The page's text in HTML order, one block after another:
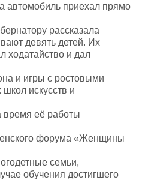
автомобиль приехал прямо
рассказала
девять детей. Их
ходатайство и дал
и игры с ростовыми
искусств и
время её работы
форума «Женщины
семьи,
обучения достигшего